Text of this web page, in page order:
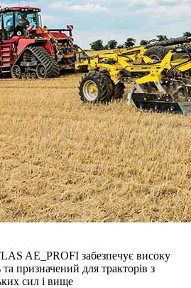
AE_PROFI забезпечує високу
призначений для тракторів з
сил і вище